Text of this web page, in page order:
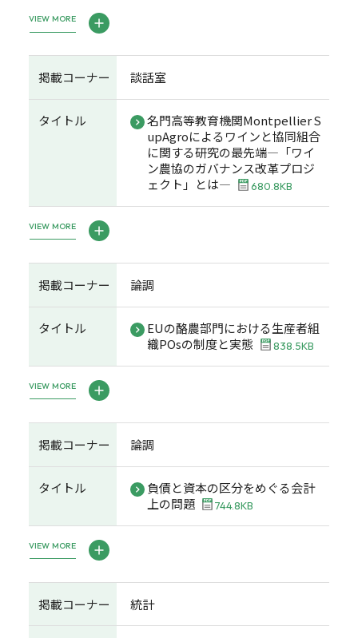
VIEW MORE
掲載コーナー 談話室
タイトル
名門高等教育機関Montpellier S
upAgroによるワインと協同組合
に関する研究の最先端―「ワイ
ン農協のガバナンス改革プロジ
ェクト」とは―
680.8KB
VIEW MORE
掲載コーナー 論調
タイトル
EUの酪農部門における生産者組
織POsの制度と実態
838.5KB
VIEW MORE
掲載コーナー 論調
タイトル
負債と資本の区分をめぐる会計
上の問題
744.8KB
VIEW MORE
掲載コーナー 統計